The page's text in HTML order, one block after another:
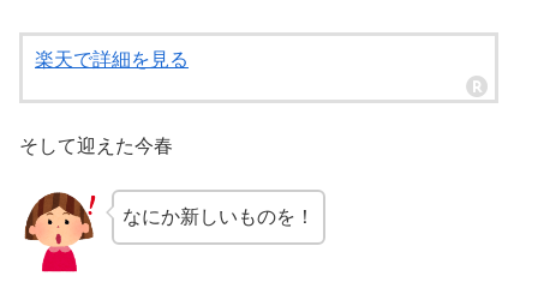
楽天で詳細を見る
そして迎えた今春
なにか新しいものを！